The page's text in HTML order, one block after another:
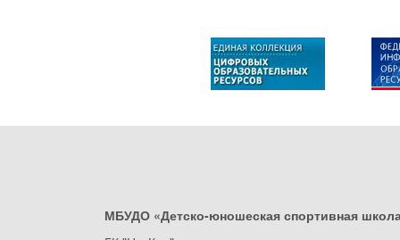
МБУДО «Детско-юношеская спортивная